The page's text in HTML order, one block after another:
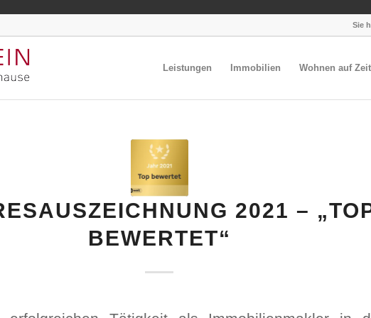
Sie
Leistungen Immobilien Wohnen auf Zeit
2021 –
BEWERTET“